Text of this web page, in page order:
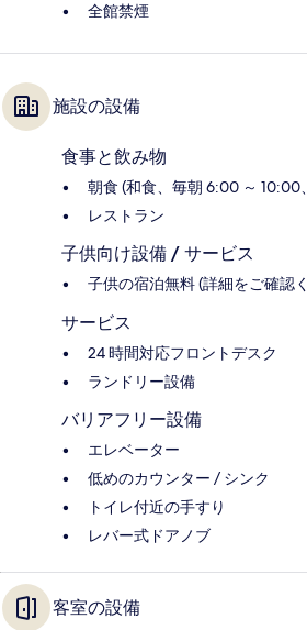
全館禁煙
施設の設備
食事と飲み物
朝食 (和食、毎朝 6:00 ～ 10:00
レストラン
子供向け設備 / サービス
子供の宿泊無料 (詳細をご確認
サービス
24 時間対応フロントデスク
ランドリー設備
バリアフリー設備
エレベーター
低めのカウンター / シンク
トイレ付近の手すり
レバー式ドアノブ
客室の設備